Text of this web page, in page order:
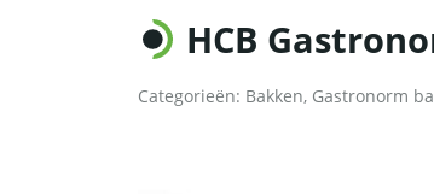
HCB
Categorieën: Bakken, Gastronorm